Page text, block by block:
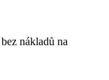
nákladů na